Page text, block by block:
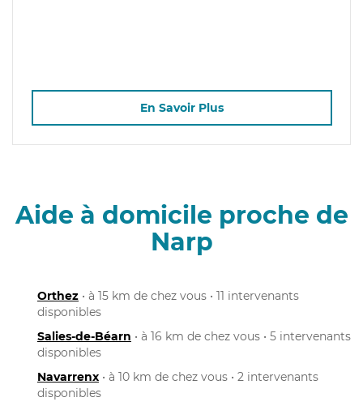
En Savoir Plus
Aide à domicile proche de
Narp
Orthez • à 15 km de chez vous • 11 intervenants
disponibles
Salies-de-Béarn • à 16 km de chez vous • 5 intervenants
disponibles
Navarrenx • à 10 km de chez vous • 2 intervenants
disponibles